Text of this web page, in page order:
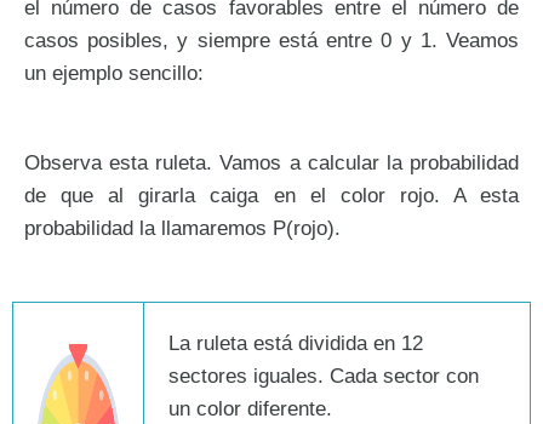
el número de casos favorables entre el número de
casos posibles, y siempre está entre 0 y 1. Veamos
un ejemplo sencillo:
Observa esta ruleta. Vamos a calcular la probabilidad
de que al girarla caiga en el color rojo. A esta
probabilidad la llamaremos P(rojo).
La ruleta está dividida en 12
sectores iguales. Cada sector con
un color diferente.